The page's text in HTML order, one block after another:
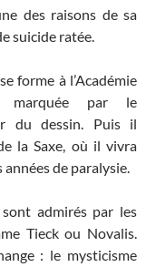
des raisons de sa
suicide ratée.
forme à l’Académie
marquée par le
du dessin. Puis il
la Saxe, où il vivra
années de paralysie.
admirés par les
Tieck ou Novalis.
: le mysticisme